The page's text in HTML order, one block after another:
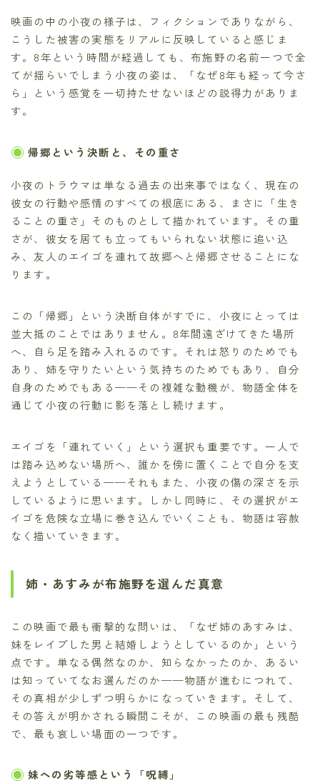
映画の中の小夜の様子は、フィクションでありながら、
こうした被害の実態をリアルに反映していると感じま
す。8年という時間が経過しても、布施野の名前一つで全
てが揺らいでしまう小夜の姿は、「なぜ8年も経って今さ
ら」という感覚を一切持たせないほどの説得力がありま
す。
帰郷という決断と、その重さ
小夜のトラウマは単なる過去の出来事ではなく、現在の
彼女の行動や感情のすべての根底にある、まさに「生き
ることの重さ」そのものとして描かれています。その重
さが、彼女を居ても立ってもいられない状態に追い込
み、友人のエイゴを連れて故郷へと帰郷させることにな
ります。
この「帰郷」という決断自体がすでに、小夜にとっては
並大抵のことではありません。8年間遠ざけてきた場所
へ、自ら足を踏み入れるのです。それは怒りのためでも
あり、姉を守りたいという気持ちのためでもあり、自分
自身のためでもある——その複雑な動機が、物語全体を
通じて小夜の行動に影を落とし続けます。
エイゴを「連れていく」という選択も重要です。一人で
は踏み込めない場所へ、誰かを傍に置くことで自分を支
えようとしている——それもまた、小夜の傷の深さを示
しているように思います。しかし同時に、その選択がエ
イゴを危険な立場に巻き込んでいくことも、物語は容赦
なく描いていきます。
姉・あすみが布施野を選んだ真意
この映画で最も衝撃的な問いは、「なぜ姉のあすみは、
妹をレイプした男と結婚しようとしているのか」という
点です。単なる偶然なのか、知らなかったのか、あるい
は知っていてなお選んだのか——物語が進むにつれて、
その真相が少しずつ明らかになっていきます。そして、
その答えが明かされる瞬間こそが、この映画の最も残酷
で、最も哀しい場面の一つです。
妹への劣等感という「呪縛」